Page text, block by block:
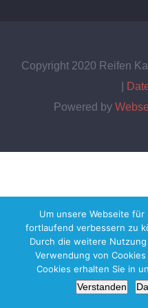
Copyright 2020 Reifen
Powered by
Um unsere Webseite
fortlaufend verbessern zu
Durch die weitere
Verwendung von
Cookies erhalten Sie in
Verstanden